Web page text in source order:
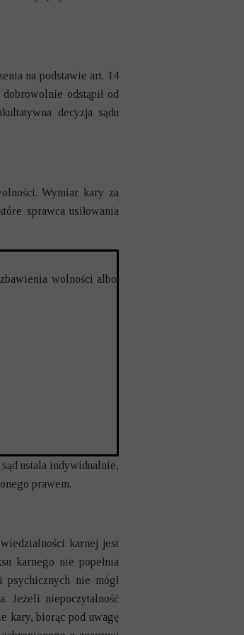
na podstawie art. 14
odstąpił od
decyzja sądu
Wymiar kary za
sprawca usiłowania
wolności albo
ustala indywidualnie,
prawem.
karnej jest
karnego nie popełnia
psychicznych nie mógł
Jeżeli niepoczytalność
kary, biorąc pod uwagę